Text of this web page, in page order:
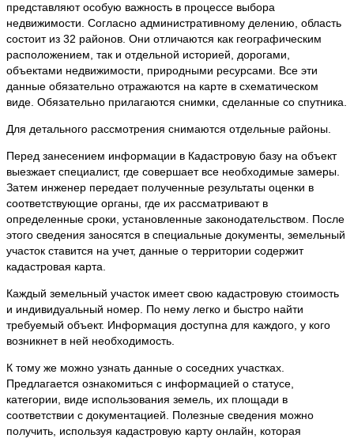
представляют особую важность в процессе выбора
недвижимости. Согласно административному делению, область
состоит из 32 районов. Они отличаются как географическим
расположением, так и отдельной историей, дорогами,
объектами недвижимости, природными ресурсами. Все эти
данные обязательно отражаются на карте в схематическом
виде. Обязательно прилагаются снимки, сделанные со спутника.
Для детального рассмотрения снимаются отдельные районы.
Перед занесением информации в Кадастровую базу на объект
выезжает специалист, где совершает все необходимые замеры.
Затем инженер передает полученные результаты оценки в
соответствующие органы, где их рассматривают в
определенные сроки, установленные законодательством. После
этого сведения заносятся в специальные документы, земельный
участок ставится на учет, данные о территории содержит
кадастровая карта.
Каждый земельный участок имеет свою кадастровую стоимость
и индивидуальный номер. По нему легко и быстро найти
требуемый объект. Информация доступна для каждого, у кого
возникнет в ней необходимость.
К тому же можно узнать данные о соседних участках.
Предлагается ознакомиться с информацией о статусе,
категории, виде использования земель, их площади в
соответствии с документацией. Полезные сведения можно
получить, используя кадастровую карту онлайн, которая